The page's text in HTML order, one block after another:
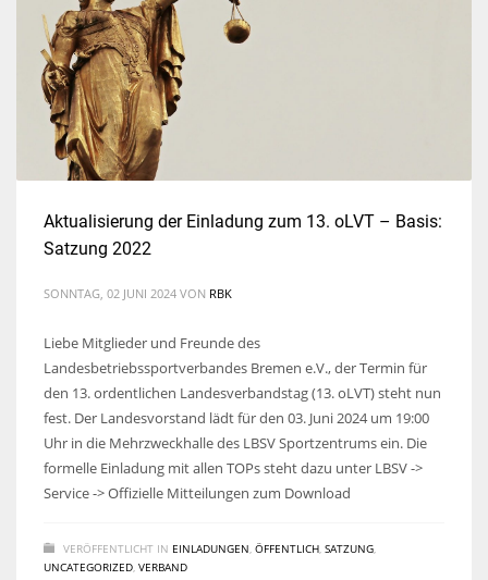
Aktualisierung der Einladung zum 13. oLVT – Basis:
Satzung 2022
SONNTAG, 02 JUNI 2024 VON RBK
Liebe Mitglieder und Freunde des
Landesbetriebssportverbandes Bremen e.V., der Termin für
den 13. ordentlichen Landesverbandstag (13. oLVT) steht nun
fest. Der Landesvorstand lädt für den 03. Juni 2024 um 19:00
Uhr in die Mehrzweckhalle des LBSV Sportzentrums ein. Die
formelle Einladung mit allen TOPs steht dazu unter LBSV ->
Service -> Offizielle Mitteilungen zum Download
VERÖFFENTLICHT IN EINLADUNGEN, ÖFFENTLICH, SATZUNG,
UNCATEGORIZED, VERBAND